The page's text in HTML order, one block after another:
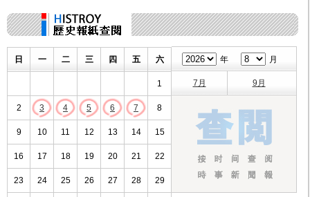
日 一 二 三 四 五 六
1
2 3 4 5 6 7 8
9 10 11 12 13 14 15
16 17 18 19 20 21 22
23 24 25 26 27 28 29
年 月
7月 9月